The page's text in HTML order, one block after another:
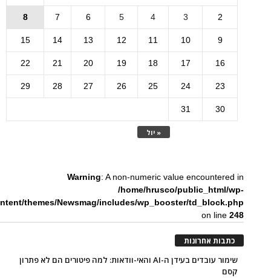
« יול
2
3
4
5
6
7
8
9
10
11
12
13
14
15
16
17
18
19
20
21
22
23
24
25
26
27
28
29
30
31
Warning: A non-numeric value encountered in
/home/hrusco/public_html/wp-
themes/Newsmag/includes/wp_booster/td_block.php
on line248
כתבות אחרונות
שימור עובדים בעידן ה-AI והאי-וודאות: למה פיטורים הם לא פתרון
קסם